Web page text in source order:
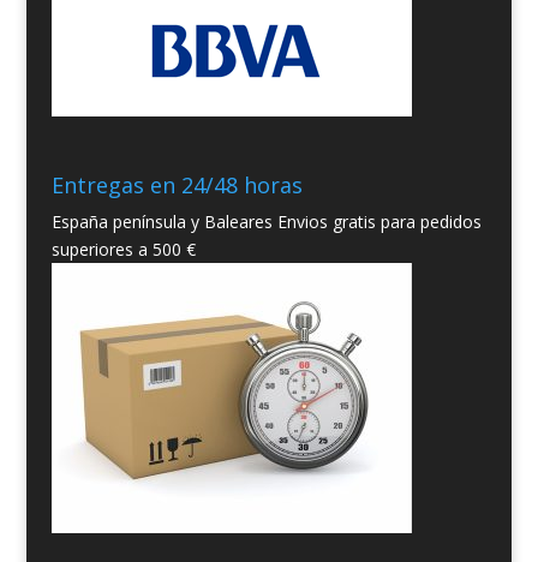
Entregas en 24/48 horas
España península y Baleares Envios gratis para pedidos
superiores a 500 €